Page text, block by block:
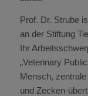
Prof. Dr. Strube
an der Stiftung
Ihr
„Veterinary
Mensch,
und Zecken-